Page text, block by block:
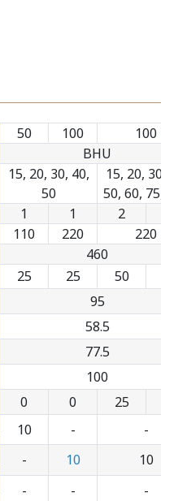
50 100
100
BHU
15, 20, 30, 40,
50
15, 20, 30,
50, 60, 75,
1 1 2
110 220
220
460
25 25 50
95
58.5
77.5
100
0 0 25
10 -
-
- 10
10
- -
-